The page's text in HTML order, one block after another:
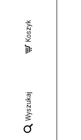
Koszyk
Wyszukaj